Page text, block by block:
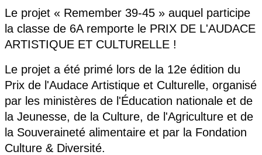
Le projet « Remember 39-45 » auquel participe
la classe de 6A remporte le PRIX DE L'AUDACE
ARTISTIQUE ET CULTURELLE !
Le projet a été primé lors de la 12e édition du
Prix de l'Audace Artistique et Culturelle, organisé
par les ministères de l'Éducation nationale et de
la Jeunesse, de la Culture, de l'Agriculture et de
la Souveraineté alimentaire et par la Fondation
Culture & Diversité.